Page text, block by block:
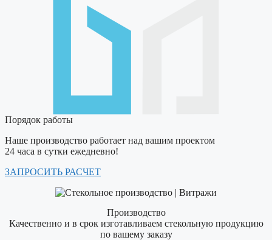
Порядок работы
Наше производство работает над вашим проектом
24 часа в сутки ежедневно!
ЗАПРОСИТЬ РАСЧЕТ
Производство
Качественно и в срок изготавливаем стекольную продукцию
по вашему заказу